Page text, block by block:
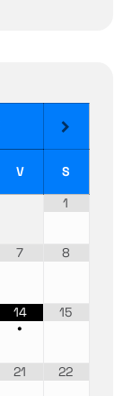
V
S
1
7 8
14
•
15
21 22